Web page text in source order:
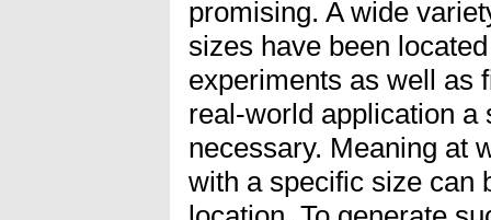
promising. A wide
sizes have been
experiments as well as
real-world application a
necessary. Meaning at
with a specific size can